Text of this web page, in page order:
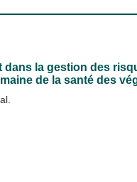
la gestion des
de la santé des